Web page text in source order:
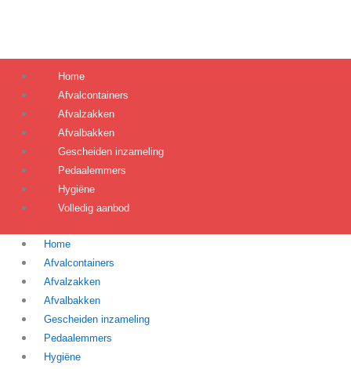
Home
Afvalcontainers
Afvalzakken
Afvalbakken
Gescheiden inzameling
Pedaalemmers
Hygiëne
Volledig aanbod
Home
Afvalcontainers
Afvalzakken
Afvalbakken
Gescheiden inzameling
Pedaalemmers
Hygiëne